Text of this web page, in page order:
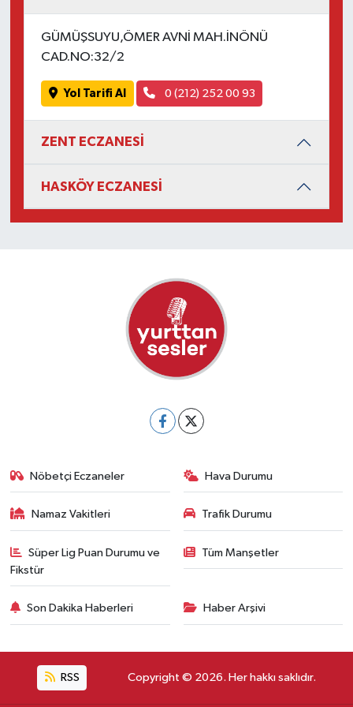
GÜMÜŞSUYU,ÖMER AVNİ MAH.İNÖNÜ
CAD.NO:32/2
Yol Tarifi Al 0 (212) 252 00 93
ZENT ECZANESİ
HASKÖY ECZANESİ
Nöbetçi Eczaneler Hava Durumu
Namaz Vakitleri Trafik Durumu
Süper Lig Puan Durumu ve
Fikstür
Tüm Manşetler
Son Dakika Haberleri Haber Arşivi
RSS Copyright © 2026. Her hakkı saklıdır.